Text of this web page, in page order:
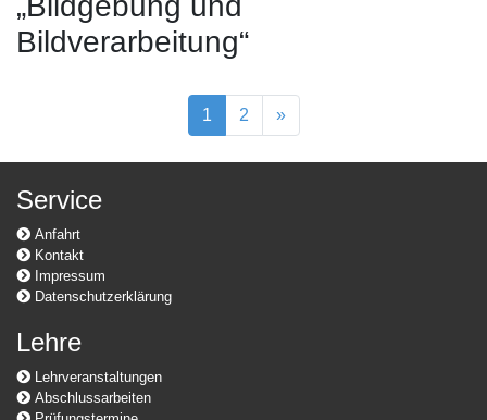
Bildverarbeitung“
1 2 »
Service
Anfahrt
Kontakt
Impressum
Datenschutzerklärung
Lehre
Lehrveranstaltungen
Abschlussarbeiten